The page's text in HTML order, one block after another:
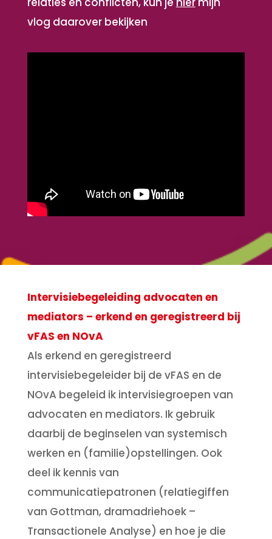
vlog daarover bekijken
Intervisiebegeleiding advocaten en
mediators – erkend en geregistreerd bij
vFAS en NOvA
Als erkend en geregistreerd
intervisiebegeleider bij de vFAS en de
NOvA begeleid ik intervisiegroepen van
advocaten en mediators. Ik gebruik
daarbij de beginselen van systemisch
werken en (familie)opstellingen. Ook
deel ik kennis van
communicatiepatronen (relatiegiffen
van Gottman, dramadriehoek –
Transactionele Analyse) en hoe je die